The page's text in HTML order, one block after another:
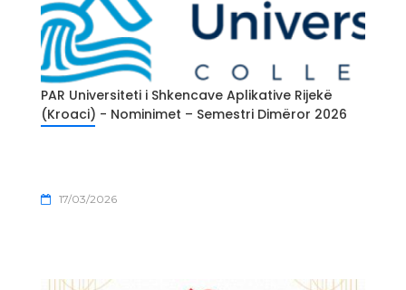
PAR Universiteti i Shkencave Aplikative Rijekë
(Kroaci) - Nominimet – Semestri Dimëror 2026
17/03/2026